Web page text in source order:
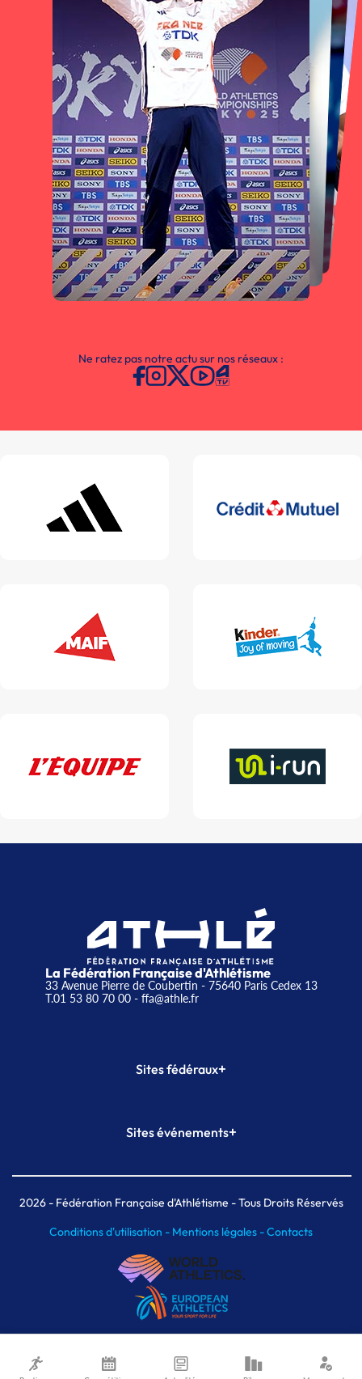
Ne ratez pas notre actu sur nos réseaux :
La Fédération Française d'Athlétisme
33 Avenue Pierre de Coubertin - 75640 Paris Cedex 13
T.01 53 80 70 00- ffa@athle.fr
Sites fédéraux+
Plateforme Formation
Sites événements+
Meeting de Paris indoor
MAIF Ekiden de Paris
2026- Fédération Française d'Athlétisme - Tous Droits Réservés
Conditions d'utilisation - Mentions légales -Contacts